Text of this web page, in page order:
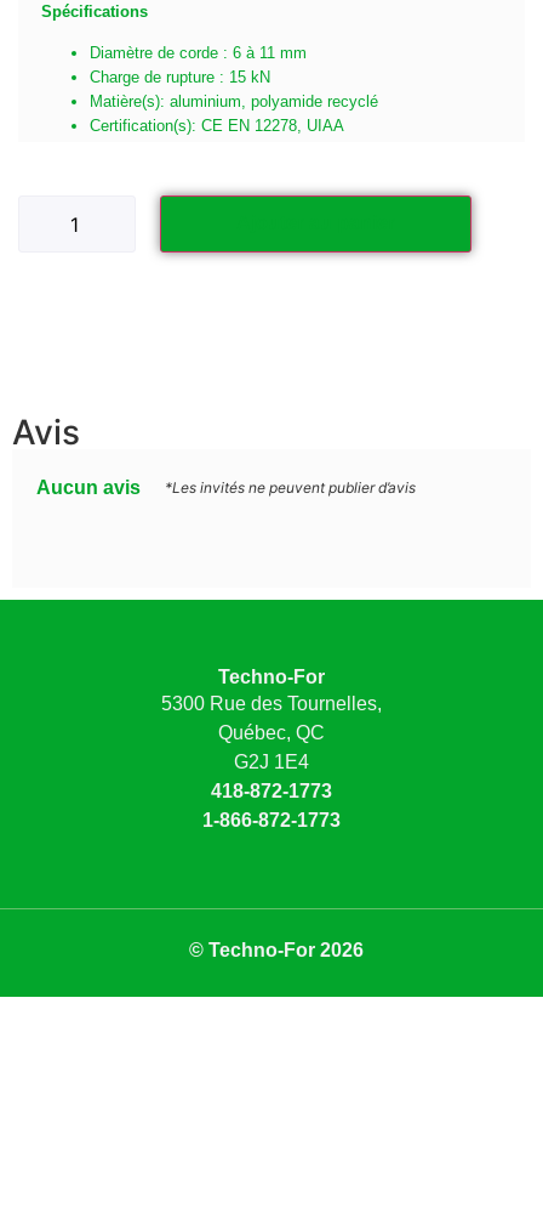
Spécifications
Diamètre de corde : 6 à 11 mm
Charge de rupture : 15 kN
Matière(s): aluminium, polyamide recyclé
Certification(s): CE EN 12278, UIAA
Avis
Aucun avis *Les invités ne peuvent publier d’avis
Techno-For
5300 Rue des Tournelles,
Québec, QC
G2J 1E4
418-872-1773
1-866-872-1773
© Techno-For 2026